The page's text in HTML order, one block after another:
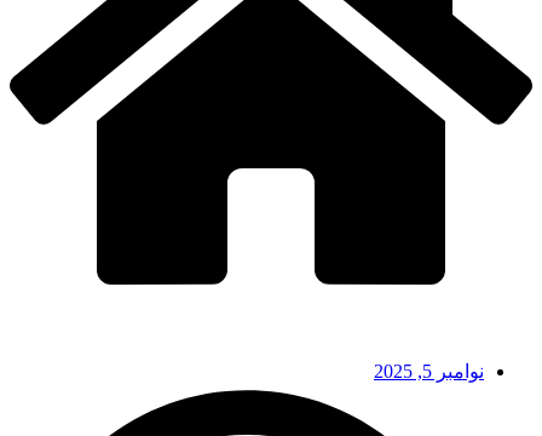
نوامبر 5, 2025